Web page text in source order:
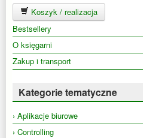
Koszyk / realizacja
Bestsellery
O księgarni
Zakup i transport
Kategorie tematyczne
› Aplikacje biurowe
› Controlling